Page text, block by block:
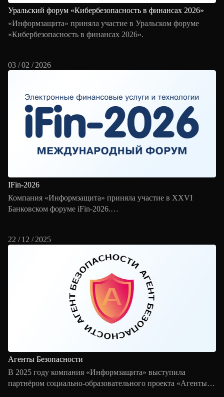
Уральский форум «Кибербезопасность в финансах 2026»
«Информзащита» приняла участие в Уральском форуме
«Кибербезопасность в финансах 2026».
03 / 02 / 2026
IFin-2026
Компания «Информзащита» приняла участие в XXVI
Банковском форуме iFin-2026.
22 / 12 / 2025
Агенты Безопасности
В 2025 году компания «Информзащита» выступила
партнёром социально-образовательного проекта «Агенты